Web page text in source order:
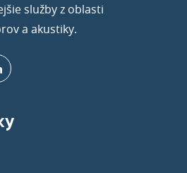
služby z oblasti
a akustiky.